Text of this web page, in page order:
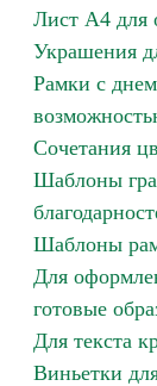
Лист А4 для
Украшения
Рамки с
Сочетания
Шаблоны
Шаблоны
Для
готовые
Для текста
Виньетки